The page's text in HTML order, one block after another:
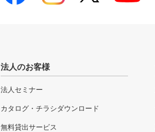
法人のお客様
法人セミナー
カタログ・チラシダウンロード
無料貸出サービス